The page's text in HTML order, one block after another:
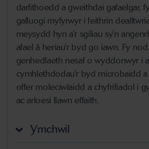
darlithoedd a gweithdai gafaelgar,
galluogi myfyrwyr i feithrin
meysydd hyn a'r sgiliau sy'n
afael â heriau'r byd go iawn. Fy
genhedlaeth nesaf o wyddonwyr i
cymhlethdodau'r byd microbaidd
offer moleciwlaidd a chyfrifiadol i
ac arloesi llawn effaith.
Ymchwil